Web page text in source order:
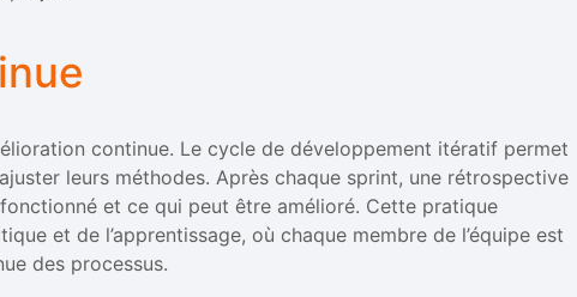
continue. Le cycle de développement itératif permet
leurs méthodes. Après chaque sprint, une rétrospective
et ce qui peut être amélioré. Cette pratique
et de l’apprentissage, où chaque membre de l’équipe est
des processus.